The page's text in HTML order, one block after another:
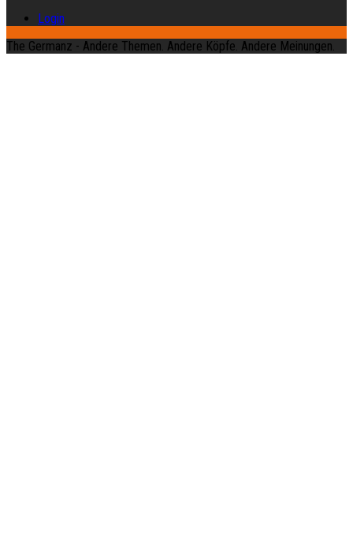
Login
The Germanz - Andere Themen. Andere Köpfe. Andere Meinungen.